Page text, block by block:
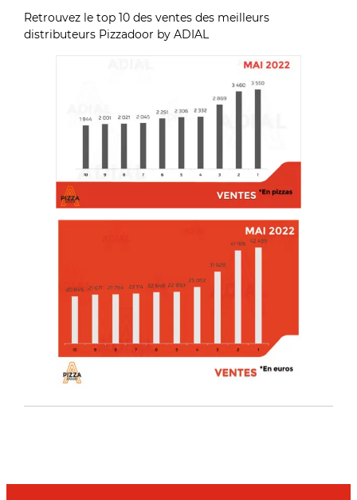
Retrouvez le top 10 des ventes des meilleurs
distributeurs Pizzadoor by ADIAL